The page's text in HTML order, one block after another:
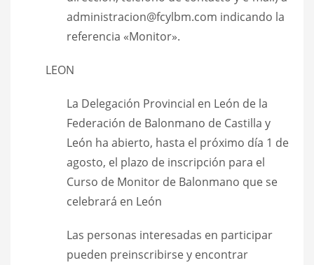
administracion@fcylbm.com indicando la
referencia «Monitor».
LEON
La Delegación Provincial en León de la
Federación de Balonmano de Castilla y
León ha abierto, hasta el próximo día 1 de
agosto, el plazo de inscripción para el
Curso de Monitor de Balonmano que se
celebrará en León
Las personas interesadas en participar
pueden preinscribirse y encontrar